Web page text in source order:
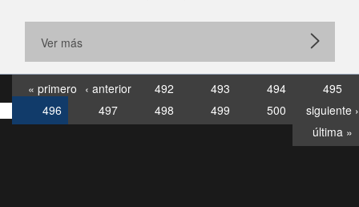
Ver más
« primero ‹ anterior 492 493 494
495
496
497 498 499 500
siguiente ›
última »